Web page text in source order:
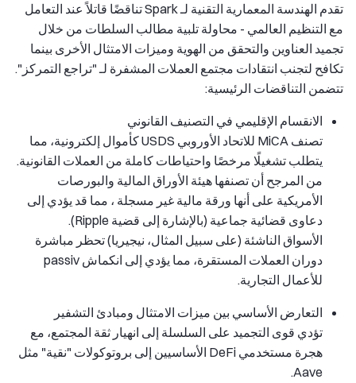
تقدم الهندسة المعمارية التقنية لـ Spark تناقضًا قاتلاً عند التعامل
مع التنظيم العالمي - محاولة تلبية مطالب السلطات من خلال
تجميد العناوين والتحقق من الهوية وميزات الامتثال الأخرى بينما
تكافح لتجنب انتقادات مجتمع العملات المشفرة لـ "تراجع التمركز".
تتضمن التناقضات الرئيسية:
الانقسام الإقليمي في التصنيف القانوني
تصنف MiCA للاتحاد الأوروبي USDS كأموال إلكترونية، مما
يتطلب تشغيلًا مرخصًا واحتياطات كاملة من العملات القانونية.
من المرجح أن تصنفها هيئة الأوراق المالية والبورصات
الأمريكية على أنها ورقة مالية غير مسجلة ، مما قد يؤدي إلى
دعاوى قضائية جماعية (بالإشارة إلى قضية Ripple).
الأسواق الناشئة (على سبيل المثال، نيجيريا) تحظر مباشرة
دوران العملات المستقرة، مما يؤدي إلى انكماش passiv
للأعمال التجارية.
التعارض الأساسي بين ميزات الامتثال ومبادئ التشفير
تؤدي قوى التجميد على السلسلة إلى انهيار ثقة المجتمع، مع
هجرة مستخدمي DeFi الأساسيين إلى بروتوكولات "نقية" مثل
Aave.